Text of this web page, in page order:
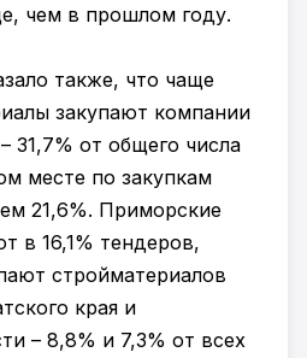
чем в прошлом году.
также, что чаще
закупают компании
31,7% от общего числа
месте по закупкам
21,6%. Приморские
в 16,1% тендеров,
стройматериалов
края и
– 8,8% и 7,3% от всех